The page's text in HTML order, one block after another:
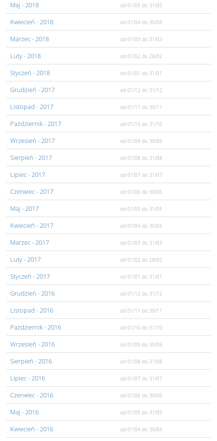
Maj - 2018 od 01/05 do 31/05
Kwiecień - 2018 od 01/04 do 30/04
Marzec- 2018 od 01/03 do 31/03
Luty- 2018 od 01/02 do 28/02
Styczeń - 2018 od 01/01 do 31/01
Grudzień - 2017 od 01/12 do 31/12
Listopad - 2017 od 01/11 do 30/11
Pażdziernik- 2017 od 01/10 do 31/10
Wrzesień - 2017 od 01/09 do 30/09
Sierpień - 2017 od 01/08 do 31/08
Lipiec- 2017 od 01/07 do 31/07
Czerwiec- 2017 od 01/06 do 30/06
Maj - 2017 od 01/05 do 31/05
Kwiecień - 2017 od 01/04 do 30/04
Marzec- 2017 od 01/03 do 31/03
Luty- 2017 od 01/02 do 28/02
Styczeń - 2017 od 01/01 do 31/01
Grudzień - 2016 od 01/12 do 31/12
Listopad - 2016 od 01/11 do 30/11
Pażdziernik- 2016 od 01/10 do 31/10
Wrzesień - 2016 od 01/09 do 30/09
Sierpień - 2016 od 01/08 do 31/08
Lipiec- 2016 od 01/07 do 31/07
Czerwiec- 2016 od 01/06 do 30/06
Maj - 2016 od 01/05 do 31/05
Kwiecień - 2016 od 01/04 do 30/04